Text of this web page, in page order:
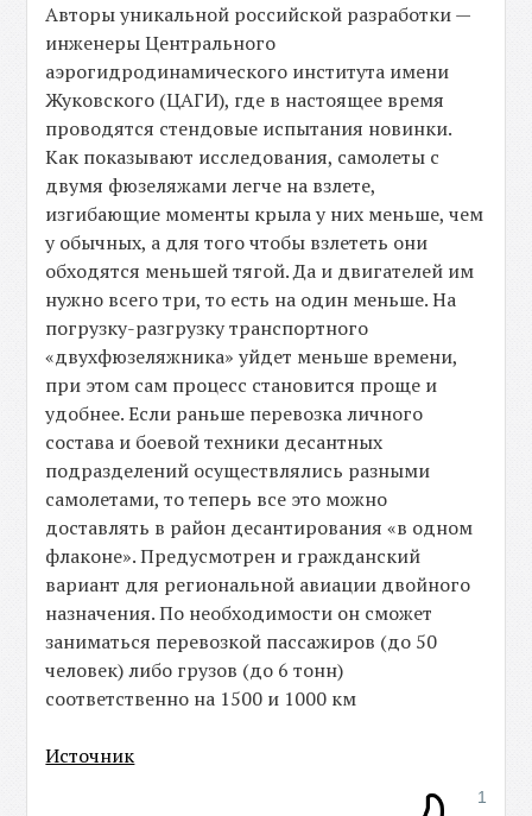
Авторы уникальной российской разработки —
инженеры Центрального
аэрогидродинамического института имени
Жуковского (ЦАГИ), где в настоящее время
проводятся стендовые испытания новинки.
Как показывают исследования, самолеты с
двумя фюзеляжами легче на взлете,
изгибающие моменты крыла у них меньше, чем
у обычных, а для того чтобы взлететь они
обходятся меньшей тягой. Да и двигателей им
нужно всего три, то есть на один меньше. На
погрузку-разгрузку транспортного
«двухфюзеляжника» уйдет меньше времени,
при этом сам процесс становится проще и
удобнее. Если раньше перевозка личного
состава и боевой техники десантных
подразделений осуществлялись разными
самолетами, то теперь все это можно
доставлять в район десантирования «в одном
флаконе». Предусмотрен и гражданский
вариант для региональной авиации двойного
назначения. По необходимости он сможет
заниматься перевозкой пассажиров (до 50
человек) либо грузов (до 6 тонн)
соответственно на 1500 и 1000 км
Источник
1